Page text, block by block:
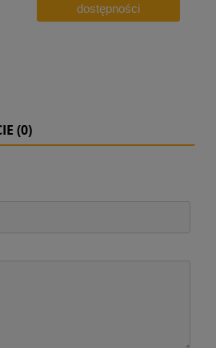
dostępności
(0)